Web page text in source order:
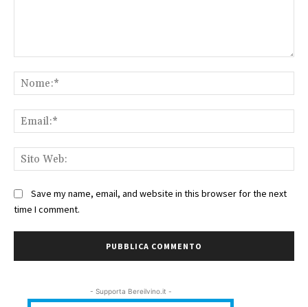
Save my name, email, and website in this browser for the next
time I comment.
- Supporta Bereilvino.it -